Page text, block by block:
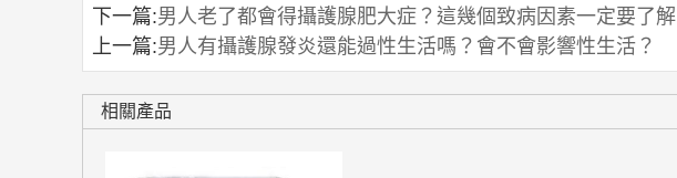
下一篇:男人老了都會得攝護腺肥大症？這幾個致病因素一定要了解
上一篇:男人有攝護腺發炎還能過性生活嗎？會不會影響性生活？
相關產品